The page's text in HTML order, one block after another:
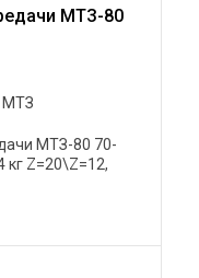
МТЗ-80
МТЗ
МТЗ-80 70-
кг Z=20\Z=12,